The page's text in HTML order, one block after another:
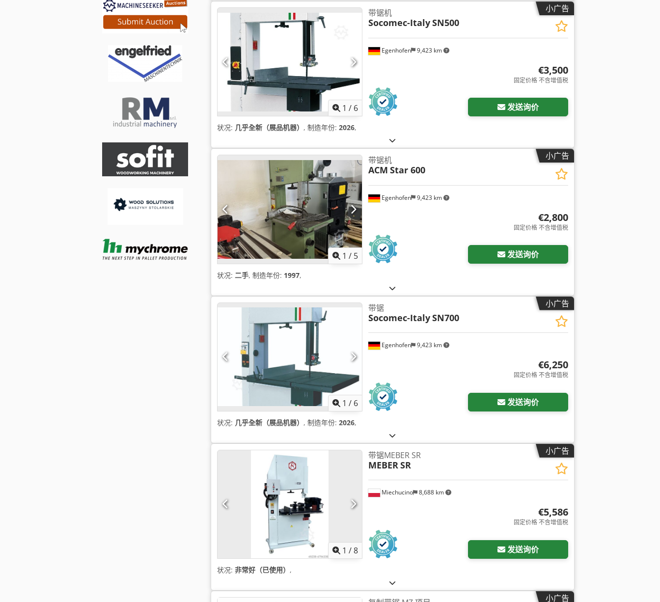
小广告
1 / 6
Egenhofen 9,423 km
带锯机
Socomec-ItalySN500
€3,500
固定价格 不含增值税
发送询价
状况: 几乎全新（展品机器） , 制造年份: 2026,
小广告
1 / 5
Egenhofen 9,423 km
带锯机
ACM Star 600
€2,800
固定价格 不含增值税
发送询价
状况: 二手, 制造年份: 1997,
小广告
1 / 6
Egenhofen 9,423 km
带锯
Socomec-ItalySN700
€6,250
固定价格 不含增值税
发送询价
状况: 几乎全新（展品机器） , 制造年份: 2026,
小广告
1 /8
Miechucino 8,688 km
带锯MEBER SR
MEBER SR
€5,586
固定价格 不含增值税
发送询价
状况: 非常好（已使用） ,
小广告